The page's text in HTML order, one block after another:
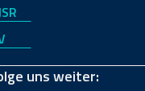
uns weiter: